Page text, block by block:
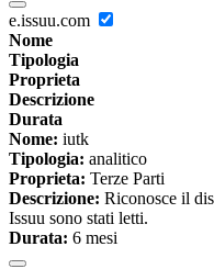
e.issuu.com
Nome
Tipologia
Proprieta
Descrizione
Durata
Nome: iutk
Tipologia: analitico
Proprieta: Terze Parti
Descrizione: Riconosce il
Issuu sono stati letti.
Durata: 6 mesi